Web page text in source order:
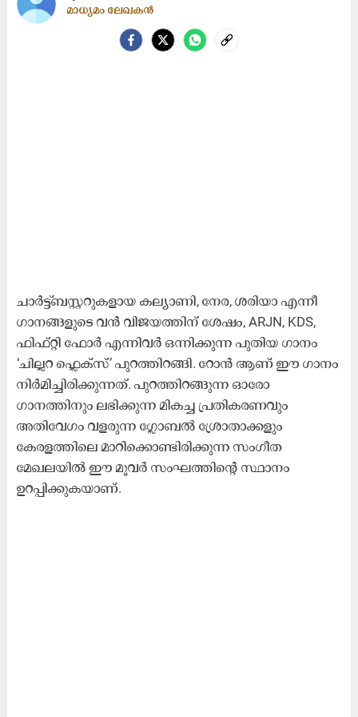
മാധ്യമം ലേഖകൻ
ചാർട്ട്ബസ്റ്ററുകളായ കല്യാണി, നേര, ശരിയാ എന്നീ
ഗാനങ്ങളുടെ വൻ വിജയത്തിന് ശേഷം, ARJN, KDS,
ഫിഫ്റ്റി ഫോർ എന്നിവർ ഒന്നിക്കുന്ന പുതിയ ഗാനം
‘ചില്ലറ ഫ്ലെക്സ്’ പുറത്തിറങ്ങി. റോൻ ആണ് ഈ ഗാനം
നിർമിച്ചിരിക്കുന്നത്. പുറത്തിറങ്ങുന്ന ഓരോ
ഗാനത്തിനും ലഭിക്കുന്ന മികച്ച പ്രതികരണവും
അതിവേഗം വളരുന്ന ഗ്ലോബൽ ശ്രോതാക്കളും
കേരളത്തിലെ മാറിക്കൊണ്ടിരിക്കുന്ന സംഗീത
മേഖലയിൽ ഈ മൂവർ സംഘത്തിന്റെ സ്ഥാനം
ഉറപ്പിക്കുകയാണ്.